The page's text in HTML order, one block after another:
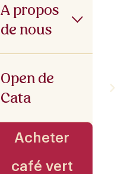
A propos
de nous
Open de
Cata
Acheter
café vert